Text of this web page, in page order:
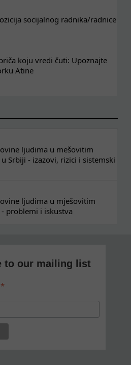
socijalnog radnika/radnice
koju vredi čuti: Upoznajte
Atine
ljudima u mešovitim
Srbiji - izazovi, rizici i sistemski
ljudima u mješovitim
problemi i iskustva
to our mailing list
*